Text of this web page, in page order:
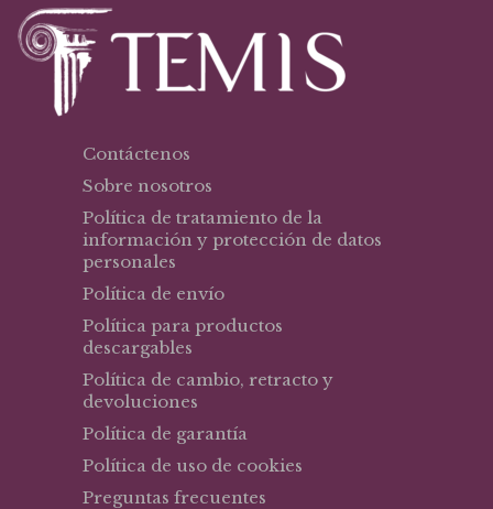
Contáctenos
Sobre nosotros
Política de tratamiento de la
información y protección de datos
personales
Política de envío
Política para productos
descargables
Política de cambio, retracto y
devoluciones
Política de garantía
Política de uso de cookies
Preguntas frecuentes